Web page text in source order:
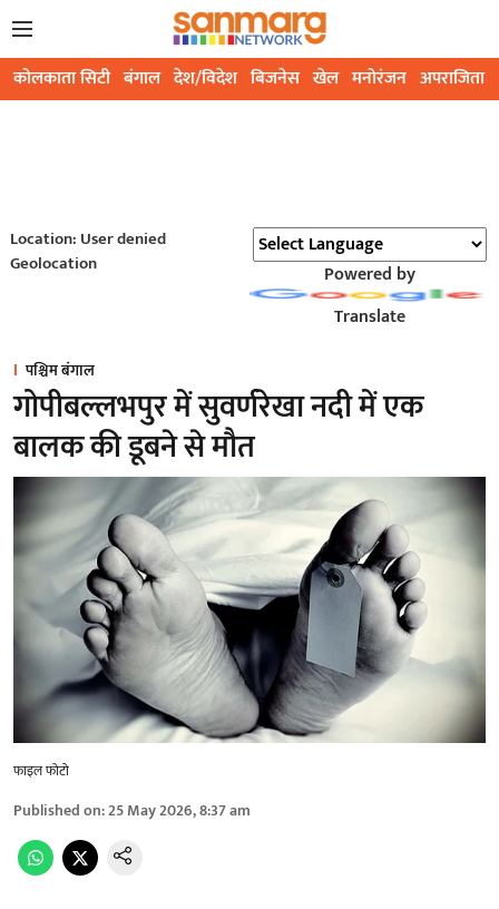
कोलकाता सिटी बंगाल देश/विदेश बिजनेस खेल मनोरंजन अपराजिता
Location: User denied
Geolocation
Powered by
Translate
पश्चिम बंगाल
गोपीबल्लभपुर में सुवर्णरेखा नदी में एक
बालक की डूबने से मौत
फाइल फोटो
Published on:25 May 2026, 8:37 am